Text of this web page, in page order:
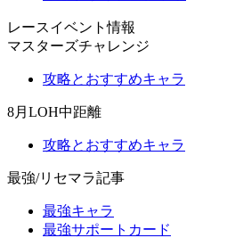
レースイベント情報
マスターズチャレンジ
攻略とおすすめキャラ
8月LOH中距離
攻略とおすすめキャラ
最強/リセマラ記事
最強キャラ
最強サポートカード